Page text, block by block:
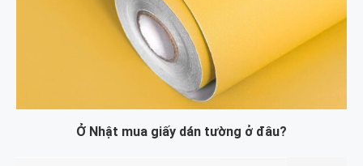
Ở Nhật mua giấy dán tường ở đâu?